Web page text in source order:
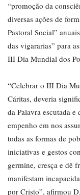
“promoção da
diversas ações de
Pastoral Social”
das vigararias” para
III Dia Mundial dos
“Celebrar o III Dia
Cáritas, deveria
da Palavra escutada
empenho em nos
todas as formas de
iniciativas e gestos
germine, cresça e dê
manifestam
por Cristo”, afirmou